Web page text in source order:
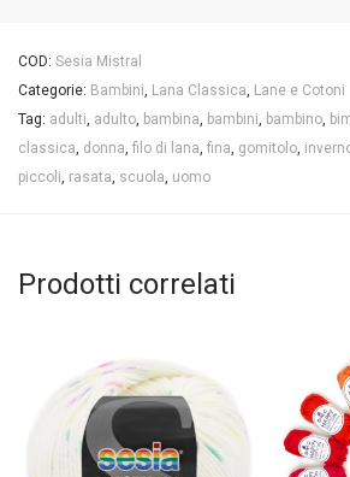
COD: Sesia Mistral
Categorie: Bambini, Lana Classica, Lane e Cotoni
Tag: adulti, adulto, bambina, bambini, bambino,
classica, donna, filo di lana, fina, gomitolo,
piccoli, rasata, scuola, uomo
Prodotti correlati